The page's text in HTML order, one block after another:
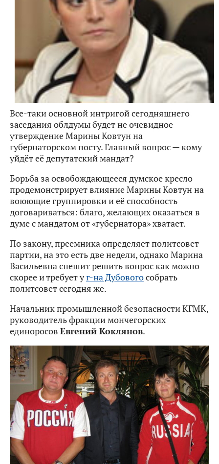
Все-таки основной интригой сегодняшнего
заседания облдумы будет не очевидное
утверждение Марины Ковтун на
губернаторском посту. Главный вопрос — кому
уйдёт её депутатский мандат?
Борьба за освобождающееся думское кресло
продемонстрирует влияние Марины Ковтун на
воюющие группировки и её способность
договариваться: благо, желающих оказаться в
думе с мандатом от «губернатора» хватает.
По закону, преемника определяет политсовет
партии, на это есть две недели, однако Марина
Васильевна спешит решить вопрос как можно
скорее и требует уг-на Дубовогособрать
политсовет сегодня же.
Начальник промышленной безопасности КГМК,
руководитель фракции мончегорских
единоросов Евгений Коклянов.